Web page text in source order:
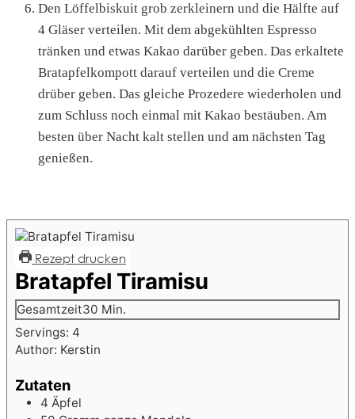
Den Löffelbiskuit grob zerkleinern und die Hälfte auf
4 Gläser verteilen. Mit dem abgekühlten Espresso
tränken und etwas Kakao darüber geben. Das erkaltete
Bratapfelkompott darauf verteilen und die Creme
drüber geben. Das gleiche Prozedere wiederholen und
zum Schluss noch einmal mit Kakao bestäuben. Am
besten über Nacht kalt stellen und am nächsten Tag
genießen.
Rezept drucken
Bratapfel Tiramisu
Gesamtzeit30 Minuten
Min.
Servings: 4
Author: Kerstin
Zutaten
4 Äpfel